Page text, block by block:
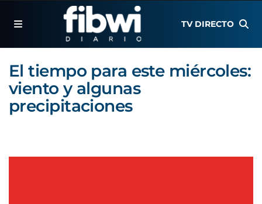
TV DIRECTO
El tiempo para este miércoles:
viento y algunas
precipitaciones